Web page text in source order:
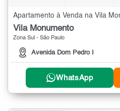
Vila Monumento
Zona Sul - São Paulo
Avenida Dom Pedro I
WhatsApp